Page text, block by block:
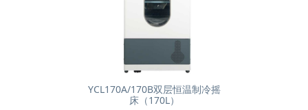
YCL170A/170B双层恒温制冷摇
床（170L）